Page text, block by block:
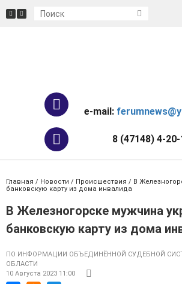
e-mail:
8 (47148) 4-
Главная / Новости / Происшествия / В
банковскую карту из дома инвалида
В Железногорске мужчина
банковскую карту из дома
ПО ИНФОРМАЦИИ ОБЪЕДИНЁННОЙ СУДЕБНОЙ
ОБЛАСТИ
10 Августа 2023 11:00